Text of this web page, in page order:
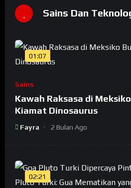
Sains Dan
01:07
Sains
Kawah Raksasa di
Kiamat Dinosaurus
Fayra 2 Bulan Ago
02:21